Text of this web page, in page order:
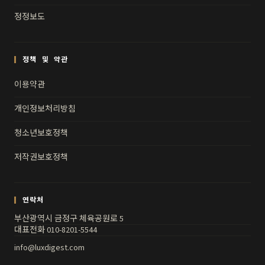
정정보도
정책 및 약관
이용약관
개인정보처리방침
청소년보호정책
저작권보호정책
연락처
부산광역시 금정구 체육공원로 5
대표전화 010-8201-5544
info@luxdigest.com